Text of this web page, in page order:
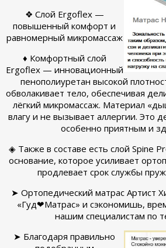
❖ Слой Ergoflex —
повышенный комфорт и
равномерный микромассаж
♦ Комфортный слой
Ergoflex — инновационный
пенополиуретан высокой
обволакивает тело, обеспечивая
лёгкий микромассаж. Материал
влагу и не вызывает аллергии. Это
особенно приятным и
◈ Также в составе есть слой Spine
основание, которое усиливает
продлевает срок службы
➤ Ортопедический матрас Артист
«Гуд❤Матрас» и сэкономишь,
нашим специалистам по
➤ Благодаря правильно